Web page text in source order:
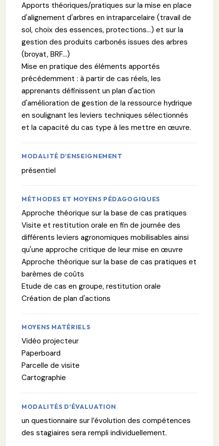
Apports théoriques/pratiques sur la mise en place
d'alignement d'arbres en intraparcelaire (travail de
sol, choix des essences, protections…) et sur la
gestion des produits carbonés issues des arbres
(broyat, BRF…)
Mise en pratique des éléments apportés
précédemment : à partir de cas réels, les
apprenants définissent un plan d'action
d'amélioration de gestion de la ressource hydrique
en soulignant les leviers techniques sélectionnés
et la capacité du cas type à les mettre en œuvre.
MODALITÉ D'ENSEIGNEMENT
présentiel
MÉTHODES ET MOYENS PÉDAGOGIQUES
Approche théorique sur la base de cas pratiques
Visite et restitution orale en fin de journée des
différents leviers agronomiques mobilisables ainsi
qu'une approche critique de leur mise en œuvre
Approche théorique sur la base de cas pratiques et
barèmes de coûts
Etude de cas en groupe, restitution orale
Création de plan d'actions
MOYENS MATÉRIELS
Vidéo projecteur
Paperboard
Parcelle de visite
Cartographie
MODALITÉS D'ÉVALUATION
un questionnaire sur l’évolution des compétences
des stagiaires sera rempli individuellement.